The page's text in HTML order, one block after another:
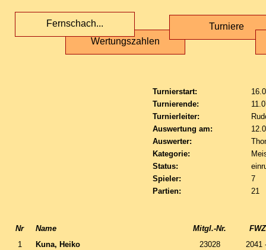
Wertungszahlen
Fernschach... Turniere
Turnierstart:
Turnierende:
Turnierleiter:
Auswertung am:
Auswerter:
Kategorie:
Status:
Spieler:
7
Partien:
21
Nr Name Mitgl.-Nr.
1
Kuna, Heiko 23028
2041